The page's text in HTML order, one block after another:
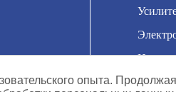
опыта. Продолжая